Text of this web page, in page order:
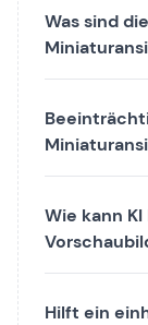
Was sind
Wie kann
Hilft ein